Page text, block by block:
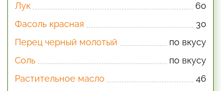
Лук
60
Фасоль красная
30
Перец черный молотый
по вкусу
Соль
по вкусу
Растительное масло
46